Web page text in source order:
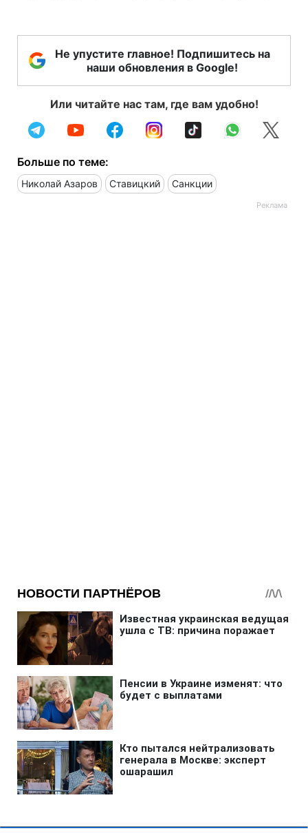
Не упустите главное! Подпишитесь на
наши обновления в Google!
Или читайте нас там, где вам удобно!
Больше по теме:
Николай Азаров Ставицкий Санкции